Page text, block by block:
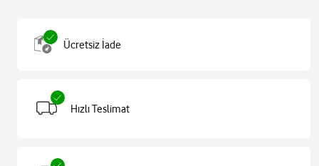
Ücretsiz İade
Hızlı Teslimat